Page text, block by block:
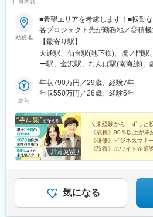
仕事内容
勤務地
■希望エリアを考慮します！■転勤
各プロジェクト先が勤務地／◎積
区、渋谷区、新宿区、大田区、調
浜市、川崎市、横須賀市【埼玉県
県】千葉市、船橋市★U・Iターン
地もあり）★「転勤なし」を選択の
します。面接の際にご質問くださ
屋市大阪府大阪市広島県広島市福
【最寄り駅】
大通駅、仙台駅(地下鉄)、虎ノ門駅
ー駅、金沢駅、なんば駅(南海線)、
駅、代官山駅、代々木上原駅、明治
場駅、四ツ谷駅、新宿三丁目駅、新
町駅(東京都)、入谷駅(東京都)、蒲
駅(東京都)、勝どき駅、八丁堀駅(東
駅、日本橋駅(東京都)、東陽町駅、
駅、新中野駅、大井町駅、五反田駅
大崎駅、北品川駅、三ツ沢下町駅
台駅、横浜駅、新高島駅、関内駅
和田町駅、鷺沼駅、川崎駅、高津
テイション駅、南橋本駅、大和駅(
給与
年収790万円／29歳、経験7年
年収550万円／26歳、経験5年
＼未経験から、ずっと
《成長》90％以上が未
《研修》ビジネスマナ
《取得》ホワイト企業
気になる